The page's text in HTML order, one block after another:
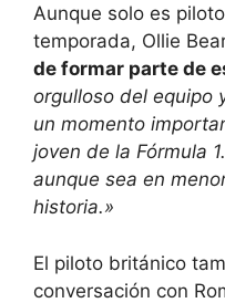
Aunque solo es
temporada, Ollie
de formar parte de
orgulloso del equipo
un momento
joven de la Fórmula
aunque sea en
historia.»
El piloto británico
conversación con